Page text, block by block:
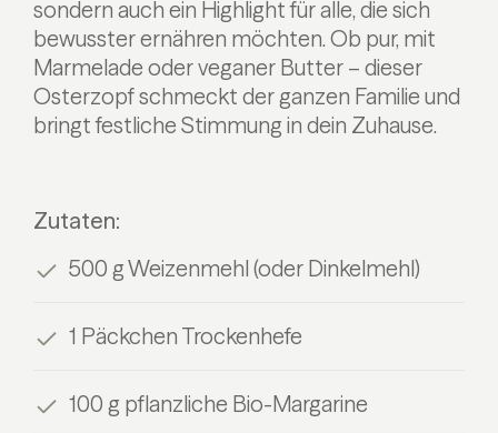
sondern auch ein Highlight für alle, die sich
bewusster ernähren möchten. Ob pur, mit
Marmelade oder veganer Butter – dieser
Osterzopf schmeckt der ganzen Familie und
bringt festliche Stimmung in dein Zuhause.
Zutaten:
500 g Weizenmehl (oder Dinkelmehl)
1 Päckchen Trockenhefe
100 g pflanzliche Bio-Margarine